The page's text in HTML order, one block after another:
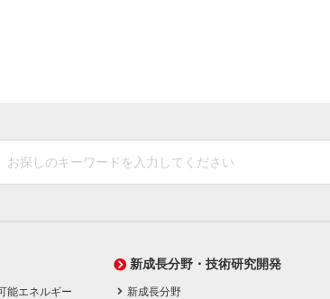
能エネルギー
新成長分野・技術研究開発
新成長分野